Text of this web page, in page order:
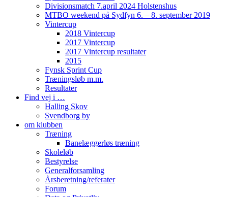
Divisionsmatch 7.april 2024 Holstenshus
MTBO weekend på Sydfyn 6. – 8. september 2019
Vintercup
2018 Vintercup
2017 Vintercup
2017 Vintercup resultater
2015
Fynsk Sprint Cup
Træningsløb m.m.
Resultater
Find vej i …
Halling Skov
Svendborg by
om klubben
Træning
Banelæggerløs træning
Skoleløb
Bestyrelse
Generalforsamling
Årsberetning/referater
Forum